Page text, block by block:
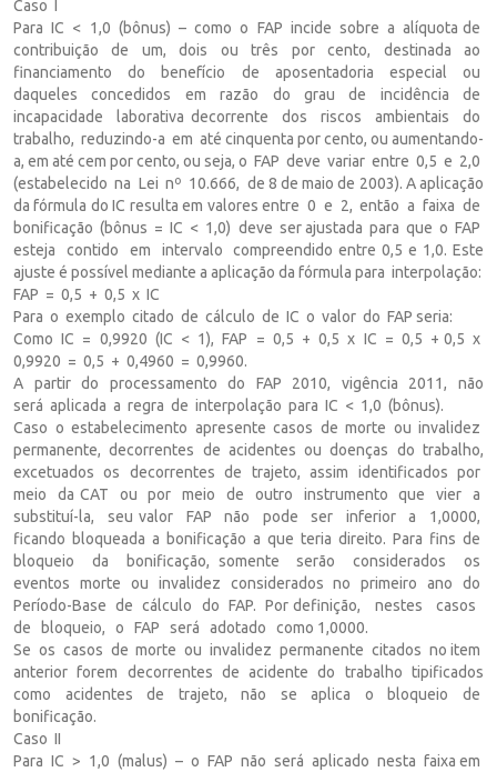
Caso I
Para IC < 1,0 (bônus) – como o FAP incide sobre a alíquota de
contribuição de um, dois ou três por cento, destinada ao
financiamento do benefício de aposentadoria especial ou
daqueles concedidos em razão do grau de incidência de
incapacidade laborativa decorrente dos riscos ambientais do
trabalho, reduzindo-a em até cinquenta por cento, ou aumentando-
a, em até cem por cento, ou seja, o FAP deve variar entre 0,5 e 2,0
(estabelecido na Lei nº 10.666, de 8 de maio de 2003). A aplicação
da fórmula do IC resulta em valores entre 0 e 2, então a faixa de
bonificação (bônus = IC < 1,0) deve ser ajustada para que o FAP
esteja contido em intervalo compreendido entre 0,5 e 1,0. Este
ajuste é possível mediante a aplicação da fórmula para interpolação:
FAP = 0,5 + 0,5 x IC
Para o exemplo citado de cálculo de IC o valor do FAP seria:
Como IC = 0,9920 (IC < 1), FAP = 0,5 + 0,5 x IC = 0,5 + 0,5 x
0,9920 = 0,5 + 0,4960 = 0,9960.
A partir do processamento do FAP 2010, vigência 2011, não
será aplicada a regra de interpolação para IC < 1,0 (bônus).
Caso o estabelecimento apresente casos de morte ou invalidez
permanente, decorrentes de acidentes ou doenças do trabalho,
excetuados os decorrentes de trajeto, assim identificados por
meio da CAT ou por meio de outro instrumento que vier a
substituí-la, seu valor FAP não pode ser inferior a 1,0000,
ficando bloqueada a bonificação a que teria direito. Para fins de
bloqueio da bonificação, somente serão considerados os
eventos morte ou invalidez considerados no primeiro ano do
Período-Base de cálculo do FAP. Por definição, nestes casos
de bloqueio, o FAP será adotado como 1,0000.
Se os casos de morte ou invalidez permanente citados no item
anterior forem decorrentes de acidente do trabalho tipificados
como acidentes de trajeto, não se aplica o bloqueio de
bonificação.
Caso II
Para IC > 1,0 (malus) – o FAP não será aplicado nesta faixa em